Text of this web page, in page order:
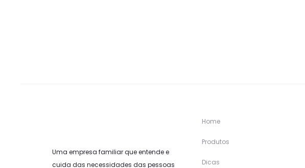
Uma empresa familiar que entende e
cuida das necessidades das pessoas
Home
Produtos
Dicas